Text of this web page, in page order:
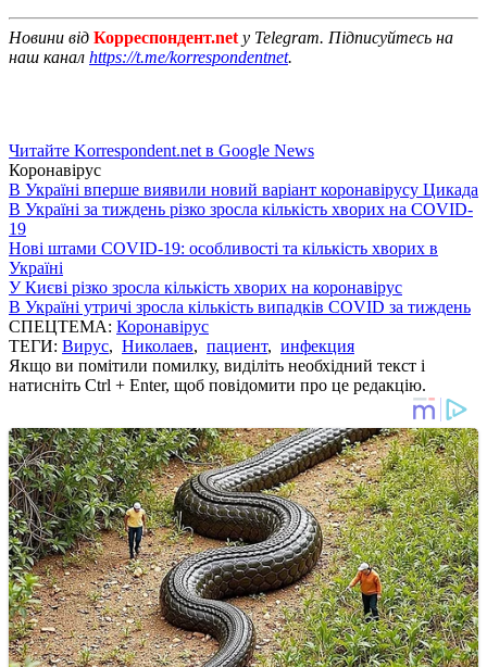
Новини від Корреспондент.net у Telegram. Підписуйтесь на
наш канал https://t.me/korrespondentnet.
Читайте Korrespondent.net в Google News
Коронавірус
В Україні вперше виявили новий варіант коронавірусу Цикада
В Україні за тиждень різко зросла кількість хворих на COVID-
19
Нові штами COVID-19: особливості та кількість хворих в
Україні
У Києві різко зросла кількість хворих на коронавірус
В Україні утричі зросла кількість випадків COVID за тиждень
СПЕЦТЕМА: Коронавірус
ТЕГИ: Вирус, Николаев, пациент, инфекция
Якщо ви помітили помилку, виділіть необхідний текст і
натисніть Ctrl + Enter, щоб повідомити про це редакцію.